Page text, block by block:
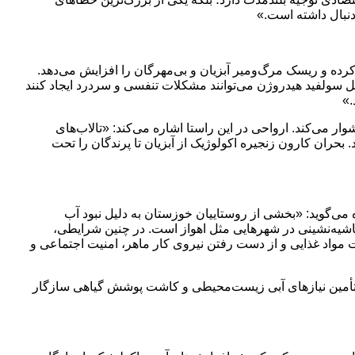
داشته است.»
و ریسک مرگ‌ومیر آبزیان و بی‌مهرگان را افزایش می‌دهد.
سولفید هیدروژن می‌توانند مشکلات تنفسی و سردرد ایجاد کنند
می‌کند. ارواحی در این راستا اشاره می‌کند: «تالاب‌های
کارون زنجیره اکولوژیک از آبزیان تا پرندگان را تحت
می‌گوید: «بخشی از روستاییان خوزستان به دلیل نبود آب
در شهرهایی مثل اهواز است. در چنین شرایطی،
مواد غذایی و از دست رفتن نیروی کار ماهر، امنیت اجتماعی و
تأمین نیازهای آبی زیست‌محیطی و کاشت پوشش گیاهی سازگار